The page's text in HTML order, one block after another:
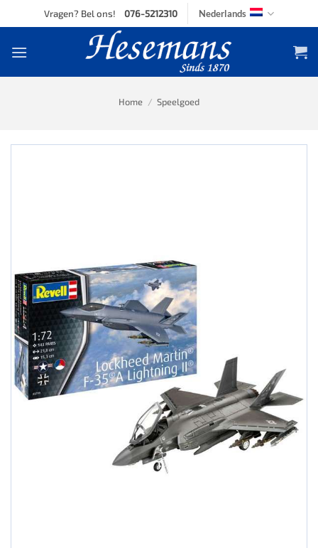
to
Vragen? Bel ons! 076-5212310 Nederlands
Home / Speelgoed